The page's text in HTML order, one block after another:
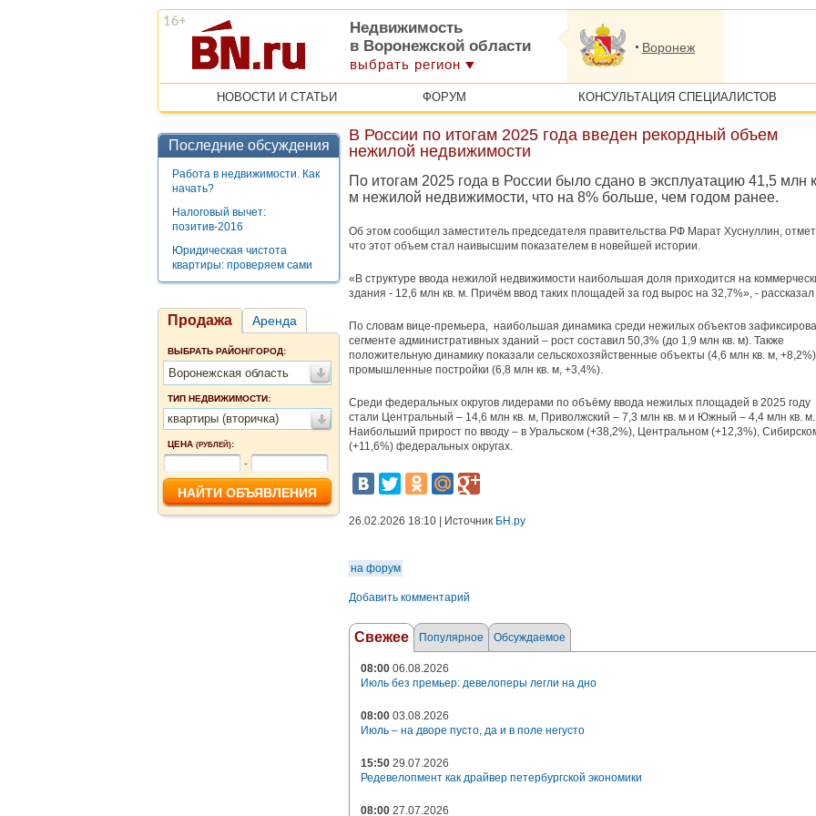
Недвижимость
в Воронежской области
выбрать регион
Воронеж
НОВОСТИ И СТАТЬИ ФОРУМ КОНСУЛЬТАЦИЯ СПЕЦИАЛИСТОВ
Последние обсуждения
Работа в недвижимости. Как
начать?
Налоговый вычет:
позитив-2016
Юридическая чистота
квартиры: проверяем сами
Продажа Аренда
ВЫБРАТЬ РАЙОН/ГОРОД:
Воронежская область
ТИП НЕДВИЖИМОСТИ:
квартиры (вторичка)
ЦЕНА (РУБЛЕЙ):
-
В России по итогам 2025 года введен рекордный объем
нежилой недвижимости
По итогам 2025 года в России было сдано в эксплуатацию 41,5 млн
м нежилой недвижимости, что на 8% больше, чем годом ранее.
Об этом сообщил заместитель председателя правительства РФ Марат Хуснуллин,
что этот объем стал наивысшим показателем в новейшей истории.
«В структуре ввода нежилой недвижимости наибольшая доля приходится на
здания - 12,6 млн кв. м. Причём ввод таких площадей за год вырос на 32,7%», -
По словам вице-премьера, наибольшая динамика среди нежилых объектов
сегменте административных зданий – рост составил 50,3% (до 1,9 млн кв. м). Также
положительную динамику показали сельскохозяйственные объекты (4,6 млн кв. м,
промышленные постройки (6,8 млн кв. м, +3,4%).
Среди федеральных округов лидерами по объёму ввода нежилых площадей в 2025 году
стали Центральный – 14,6 млн кв. м, Приволжский – 7,3 млн кв. м и Южный – 4,4 млн кв. м.
Наибольший прирост по вводу – в Уральском (+38,2%), Центральном (+12,3%),
(+11,6%) федеральных округах.
26.02.2026 18:10 | Источник БН.ру
на форум
Добавить комментарий
Свежее Популярное Обсуждаемое
08:00 06.08.2026
Июль без премьер: девелоперы легли на дно
08:00 03.08.2026
Июль – на дворе пусто, да и в поле негусто
15:50 29.07.2026
Редевелопмент как драйвер петербургской экономики
08:00 27.07.2026